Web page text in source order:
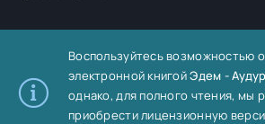
Воспользуйтесь возможностью
электронной книгойЭдем -
однако, для полного чтения, мы
приобрести лицензионную